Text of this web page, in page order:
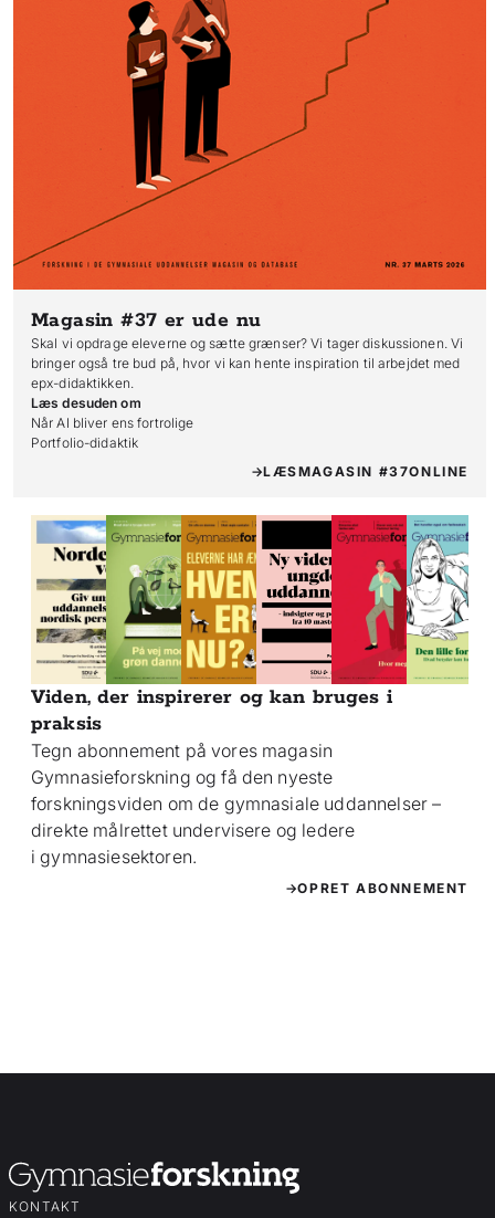
Magasin #37 er ude nu
Skal vi opdrage eleverne og sætte grænser? Vi tager diskussionen. Vi
bringer også tre bud på, hvor vi kan hente inspiration til arbejdet med
epx-didaktikken.
Læs desuden om
Når AI bliver ens fortrolige
Portfolio-didaktik
LÆSMAGASIN #37ONLINE
Viden, der inspirerer og kan bruges i
praksis
Tegn abonnement på vores magasin
Gymnasieforskning og få den nyeste
forskningsviden om de gymnasiale uddannelser –
direkte målrettet undervisere og ledere
i gymnasiesektoren.
OPRET ABONNEMENT
KONTAKT